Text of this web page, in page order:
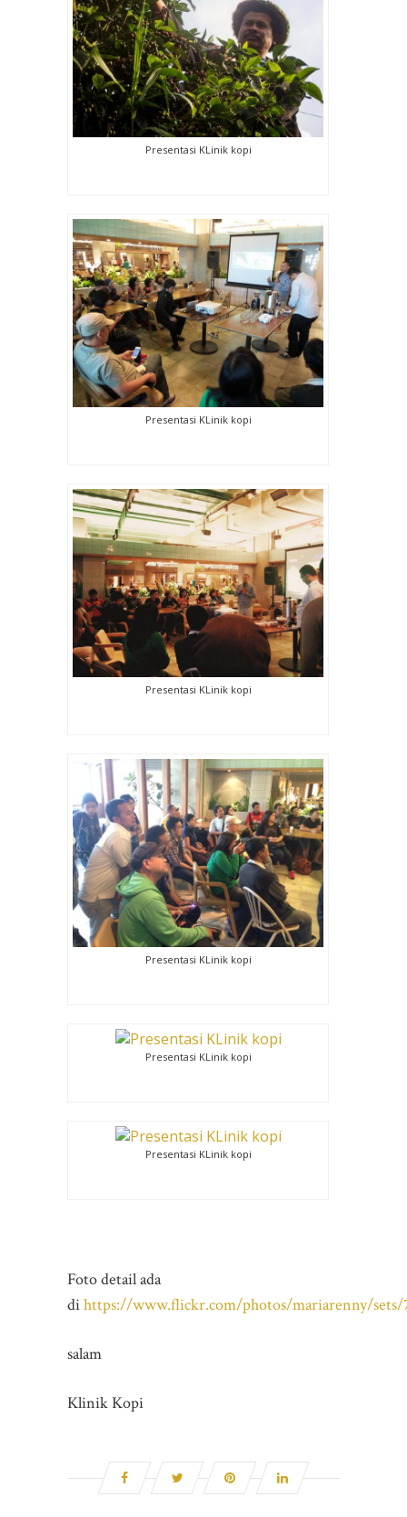
Presentasi KLinik kopi
Presentasi KLinik kopi
Presentasi KLinik kopi
Presentasi KLinik kopi
Presentasi KLinik kopi
Presentasi KLinik kopi
Foto detail ada
dihttps://www.flickr.com/photos/mariarenny/sets/
salam
Klinik Kopi